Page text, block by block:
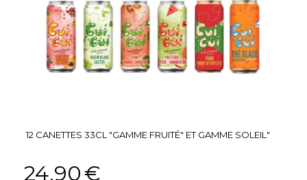
12 CANETTES 33CL "GAMME FRUITÉ" ET GAMME SOLEIL"
24,90€